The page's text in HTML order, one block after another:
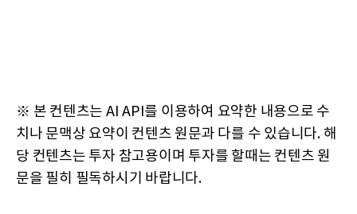
※ 본 컨텐츠는 AI API를 이용하여 요약한 내용으로 수
치나 문맥상 요약이 컨텐츠 원문과 다를 수 있습니다. 해
당 컨텐츠는 투자 참고용이며 투자를 할때는 컨텐츠 원
문을 필히 필독하시기 바랍니다.